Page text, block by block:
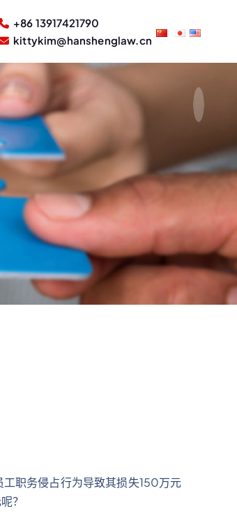
+86 13917421790
kittykim@hanshenglaw.cn
职务侵占行为导致其损失150万元
？